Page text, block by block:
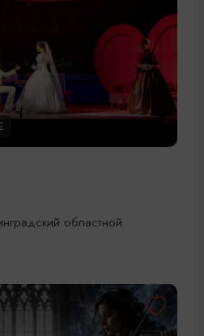
областной